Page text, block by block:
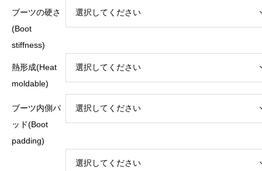
ブーツの硬さ
(Boot
stiffness)
熱形成(Heat
moldable)
ブーツ内側パ
ッド(Boot
padding)